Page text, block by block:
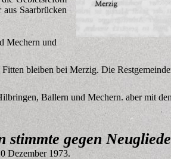
Saarbrücken
Mechern und
bleiben bei Merzig. Die
Ballern und Mechern. aber mit
gegen
Dezember 1973.